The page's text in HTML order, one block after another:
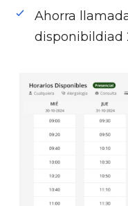
Ahorra
disponibildiad